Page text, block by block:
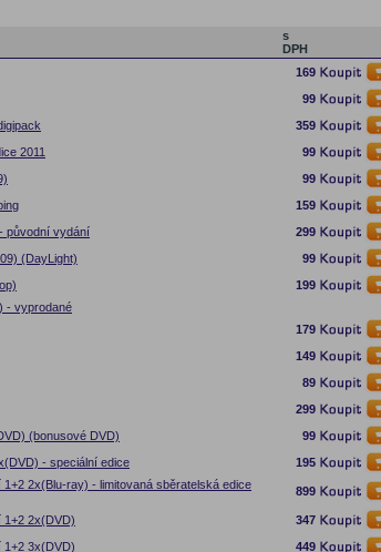
s
DPH
169
99
359
2011
99
99
159
původní vydání
299
(DayLight)
99
199
- vyprodané
179
149
89
299
(bonusové DVD)
99
- speciální edice 195
1+2 2x(Blu-ray) - limitovaná sběratelská edice
899
1+2 2x(DVD)
347
1+2 3x(DVD)
449